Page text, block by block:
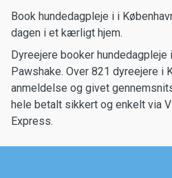
Book hundedagpleje i i
dagen i et kærligt hjem.
Dyreejere booker hundedagpleje
Pawshake. Over 821 dyreejere i
anmeldelse og givet
hele betalt sikkert og enkelt via
Express.